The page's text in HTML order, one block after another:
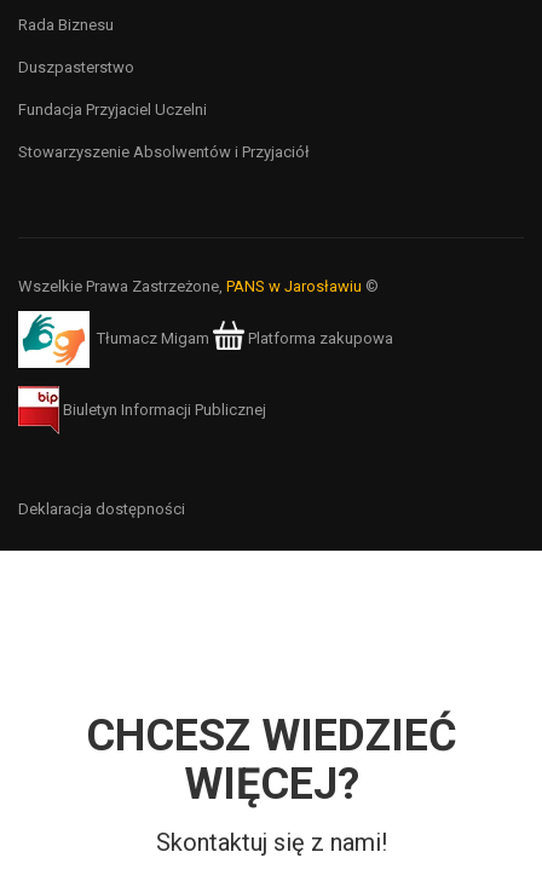
Rada Biznesu
Duszpasterstwo
Fundacja Przyjaciel Uczelni
Stowarzyszenie Absolwentów i Przyjaciół
Wszelkie Prawa Zastrzeżone, PANS w Jarosławiu ©
Tłumacz Migam Platforma zakupowa
Biuletyn Informacji Publicznej
Deklaracja dostępności
CHCESZ WIEDZIEĆ
WIĘCEJ?
Skontaktuj się z nami!